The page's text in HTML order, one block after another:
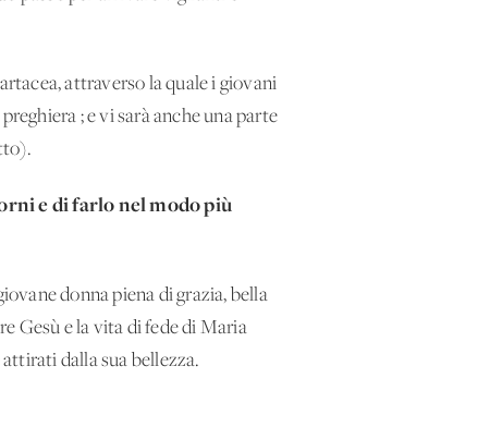
attraverso la quale i giovani
; e vi sarà anche una parte
e di farlo nel modo più
donna piena di grazia, bella
Gesù e la vita di fede di Maria
dalla sua bellezza.